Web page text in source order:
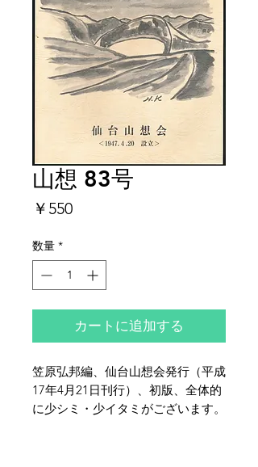
山想 83号
￥550価
数量 *
カートに追加する
笠原弘邦編、仙台山想会発行（平成
17年4月21日刊行）、初版、全体的
に少シミ・少イタミがございます。